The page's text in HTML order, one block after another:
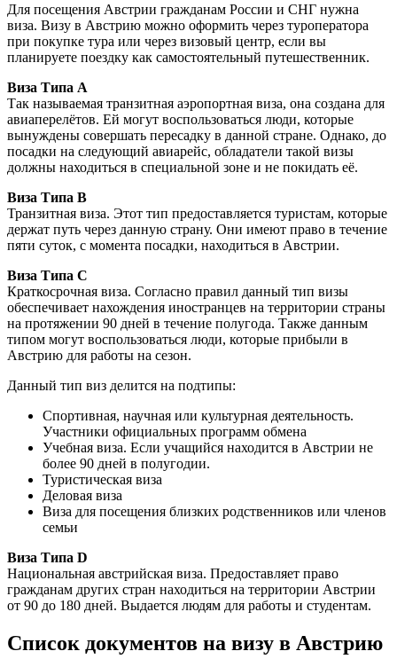
Для посещения Австрии гражданам России и СНГ нужна
виза. Визу в Австрию можно оформить через туроператора
при покупке тура или через визовый центр, если вы
планируете поездку как самостоятельный путешественник.
Виза Типа А
Так называемая транзитная аэропортная виза, она создана для
авиаперелётов. Ей могут воспользоваться люди, которые
вынуждены совершать пересадку в данной стране. Однако, до
посадки на следующий авиарейс, обладатели такой визы
должны находиться в специальной зоне и не покидать её.
Виза Типа B
Транзитная виза. Этот тип предоставляется туристам, которые
держат путь через данную страну. Они имеют право в течение
пяти суток, с момента посадки, находиться в Австрии.
Виза Типа С
Краткосрочная виза. Согласно правил данный тип визы
обеспечивает нахождения иностранцев на территории страны
на протяжении 90 дней в течение полугода. Также данным
типом могут воспользоваться люди, которые прибыли в
Австрию для работы на сезон.
Данный тип виз делится на подтипы:
Спортивная, научная или культурная деятельность.
Участники официальных программ обмена
Учебная виза. Если учащийся находится в Австрии не
более 90 дней в полугодии.
Туристическая виза
Деловая виза
Виза для посещения близких родственников или членов
семьи
Виза Типа D
Национальная австрийская виза. Предоставляет право
гражданам других стран находиться на территории Австрии
от 90 до 180 дней. Выдается людям для работы и студентам.
Список документов на визу в Австрию